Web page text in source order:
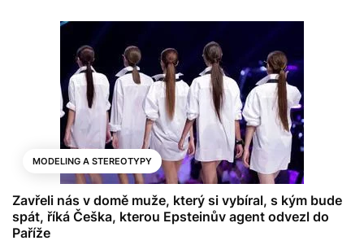
MODELING A STEREOTYPY
Zavřeli nás v domě muže, který si vybíral, s kým bude
spát, říká Češka, kterou Epsteinův agent odvezl do
Paříže